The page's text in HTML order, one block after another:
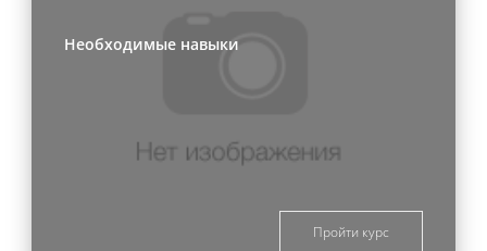
Необходимые навыки
Пройти курс